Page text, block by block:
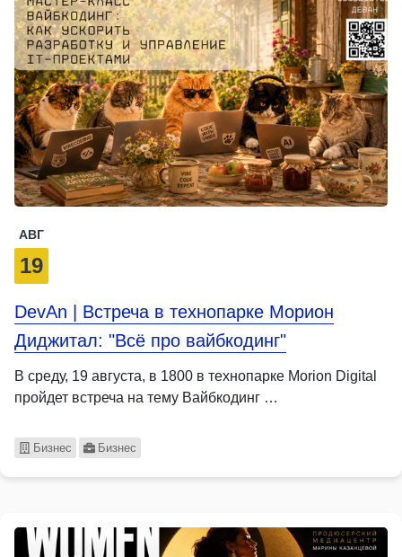
АВГ
19
DevAn | Встреча в технопарке Морион
Диджитал: "Всё про вайбкодинг"
В среду, 19 августа, в 1800 в технопарке Morion Digital
пройдет встреча на тему Вайбкодинг …
Бизнес Бизнес